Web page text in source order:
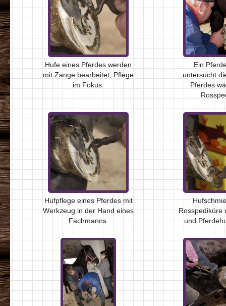
Hufe eines Pferdes werden
mit Zange bearbeitet, Pflege
im Fokus.
Ein
untersucht
Pferdes
Hufpflege eines Pferdes mit
Werkzeug in der Hand eines
Fachmanns.
Rosspediküre
und